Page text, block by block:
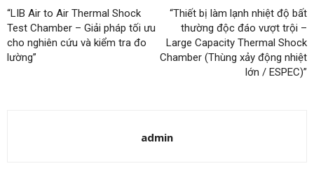
“LIB Air to Air Thermal Shock
Test Chamber – Giải pháp tối ưu
cho nghiên cứu và kiểm tra đo
lường”
“Thiết bị làm lạnh nhiệt độ bất
thường độc đáo vượt trội –
Large Capacity Thermal Shock
Chamber (Thùng xảy động nhiệt
lớn / ESPEC)”
admin